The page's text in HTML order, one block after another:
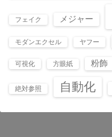
フェイク メジャー
モダンエクセル ヤフー
可視化 方眼紙 粉飾
絶対参照 自動化